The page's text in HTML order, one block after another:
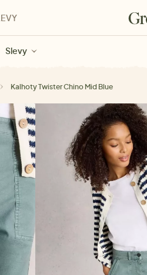
SlevyDárkové poukazy
Kalhoty Twister Chino Mid Blue